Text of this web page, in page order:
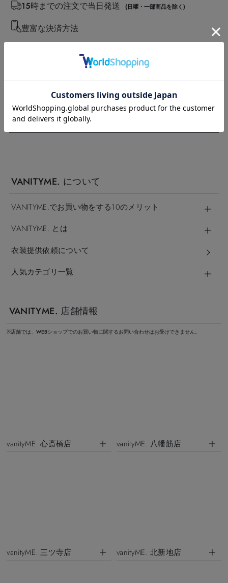
15時までの注文で当日発送 (日曜・一部商品を除く)
豊富な決済方法
会員登録ですぐに使える1000円クーポン！
簡単30秒！ 会員登録をする
VANITYME. について
VANITYME.でお買い物をする10のメリット
VANITYME. とは
衣装提供依頼について
人気カテゴリ一覧
VANITYME. 店舗情報
※店舗では、WEBショップでのお買い物に関するお問い合わせはお受けできません。
vanityME. 心斎橋店 vanityME. 八幡筋店
vanityME. 三ツ寺店 vanityME. 北新地店